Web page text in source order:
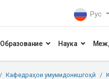
Рус
Образование Наука
Кафедраҳои умумидонишгоҳӣ